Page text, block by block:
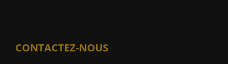
CONTACTEZ-NOUS